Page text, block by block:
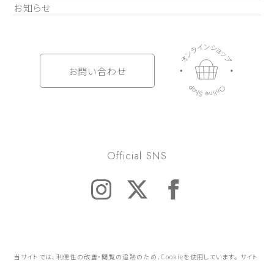
お知らせ
お問い合わせ
オ
ンライ ンショッ
プ
O
n
l
i
n
e
S
h
o
p
Official SNS
当サイトでは、利便性の改善・閲覧の追跡のため、Cookieを使用しています。 サイト